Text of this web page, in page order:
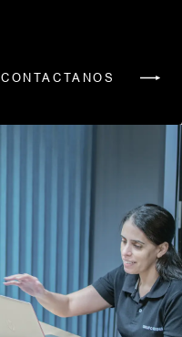
CONTACTANOS